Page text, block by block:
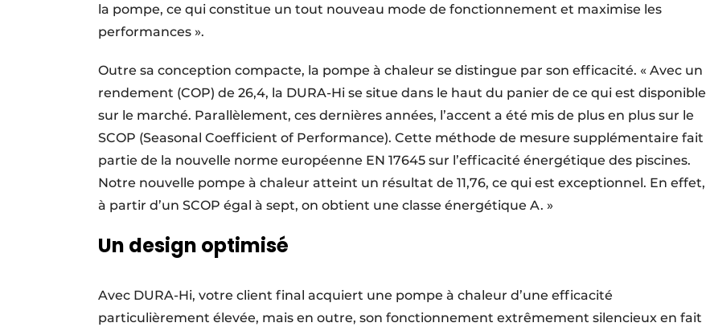
la pompe, ce qui constitue un tout nouveau mode de fonctionnement et maximise les
performances ».
Outre sa conception compacte, la pompe à chaleur se distingue par son efficacité. « Avec un
rendement (COP) de 26,4, la DURA-Hi se situe dans le haut du panier de ce qui est disponible
sur le marché. Parallèlement, ces dernières années, l’accent a été mis de plus en plus sur le
SCOP (Seasonal Coefficient of Performance). Cette méthode de mesure supplémentaire fait
partie de la nouvelle norme européenne EN 17645 sur l’efficacité énergétique des piscines.
Notre nouvelle pompe à chaleur atteint un résultat de 11,76, ce qui est exceptionnel. En effet,
à partir d’un SCOP égal à sept, on obtient une classe énergétique A. »
Un design optimisé
Avec DURA-Hi, votre client final acquiert une pompe à chaleur d’une efficacité
particulièrement élevée, mais en outre, son fonctionnement extrêmement silencieux en fait